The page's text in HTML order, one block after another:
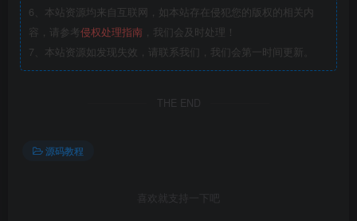
6、本站资源均来自互联网，如本站存在侵犯您的版权的相关内
容，请参考侵权处理指南 ，我们会及时处理！
7、本站资源如发现失效，请联系我们，我们会第一时间更新。
THE END
源码教程
喜欢就支持一下吧